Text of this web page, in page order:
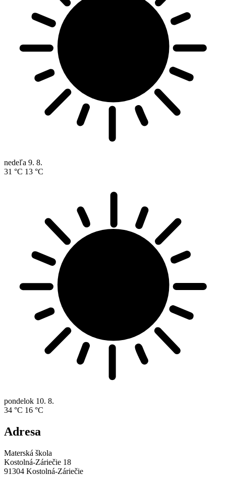
nedeľa 9. 8.
31 °C 13 °C
pondelok 10. 8.
34 °C 16 °C
Adresa
Materská škola
Kostolná-Záriečie 18
91304 Kostolná-Záriečie